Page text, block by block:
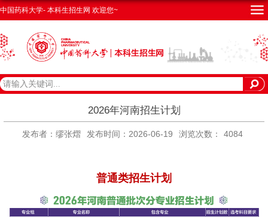
中国药科大学- 本科生招生网 欢迎您~
2026年河南招生计划
发布者：缪张熠 发布时间：2026-06-19 浏览次数： 4084
普通类招生计划